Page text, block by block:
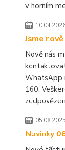
v horním
10.04.2026
Jsme
Nově nás
WhatsApp
160.
05.08.2025
Novinky